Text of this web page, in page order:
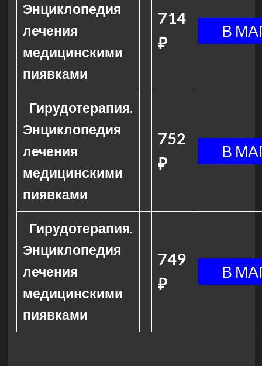
Энциклопедия
лечения
медицинскими
пиявками
714
₽
Гирудотерапия.
Энциклопедия
лечения
медицинскими
пиявками
752
₽
Гирудотерапия.
Энциклопедия
лечения
медицинскими
пиявками
749
₽